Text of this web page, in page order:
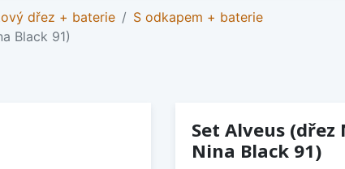
dřez + baterie
S odkapem + baterie
Black 91)
Set Alveus
Nina Black 91)